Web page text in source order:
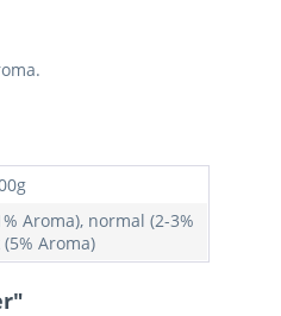
Aroma), normal (2-3%
Aroma)